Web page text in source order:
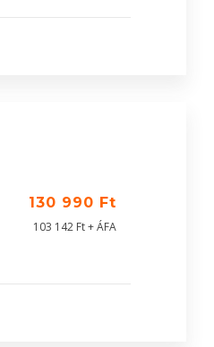
130 990 Ft
103 142 Ft + ÁFA